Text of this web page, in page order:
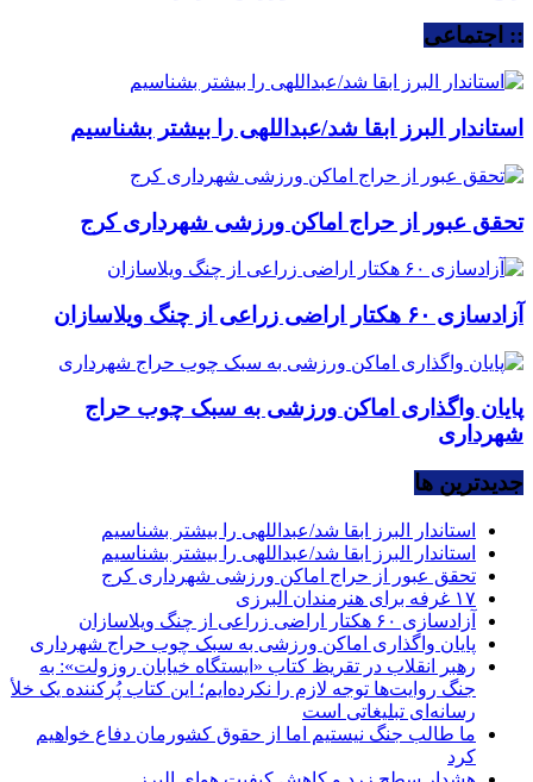
:: اجتماعی
استاندار البرز ابقا شد/عبداللهی را بیشتر بشناسیم
تحقق عبور از حراج اماکن ورزشی شهرداری کرج
آزادسازی ۶۰ هکتار اراضی زراعی از چنگ ویلاسازان
پایان واگذاری اماکن ورزشی به سبک چوب حراج
شهرداری
جديدترين ها
استاندار البرز ابقا شد/عبداللهی را بیشتر بشناسیم
استاندار البرز ابقا شد/عبداللهی را بیشتر بشناسیم
تحقق عبور از حراج اماکن ورزشی شهرداری کرج
۱۷ غرفه برای هنرمندان البرزی
آزادسازی ۶۰ هکتار اراضی زراعی از چنگ ویلاسازان
پایان واگذاری اماکن ورزشی به سبک چوب حراج شهرداری
رهبر انقلاب در تقریظ کتاب «ایستگاه خیابان روزولت»: به
جنگ روایت‌ها توجه لازم را نکرده‌ایم؛ این کتاب پُرکننده‌ یک خلأ
رسانه‌ای تبلیغاتی است
ما طالب جنگ نیستیم اما از حقوق کشورمان دفاع خواهیم
کرد